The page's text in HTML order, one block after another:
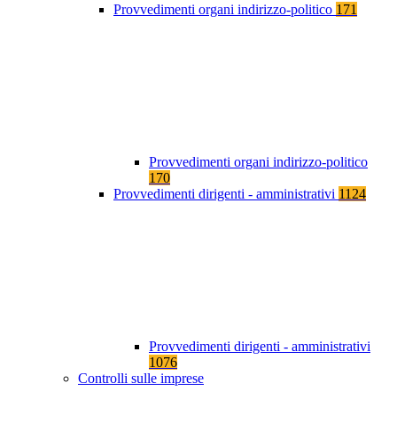
Provvedimenti organi indirizzo-politico 171
Provvedimenti organi indirizzo-politico
170
Provvedimenti dirigenti - amministrativi 1124
Provvedimenti dirigenti - amministrativi
1076
Controlli sulle imprese